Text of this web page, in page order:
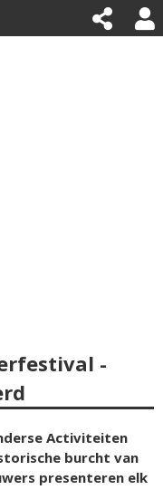
-
Activiteiten
burcht van
presenteren elk